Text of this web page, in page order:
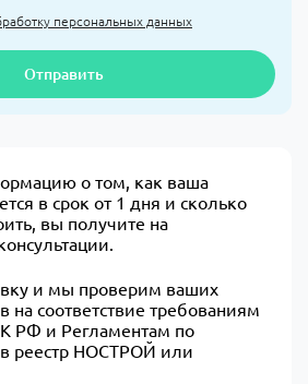
персональных данных
Отправить
о том, как ваша
в срок от 1 дня и сколько
вы получите на
и мы проверим ваших
на соответствие требованиям
РФ и Регламентам по
реестр НОСТРОЙ или